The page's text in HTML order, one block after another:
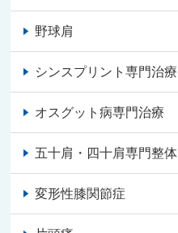
野球肩
シンスプリント専門治療
オスグット病専門治療
五十肩・四十肩専門整体
変形性膝関節症